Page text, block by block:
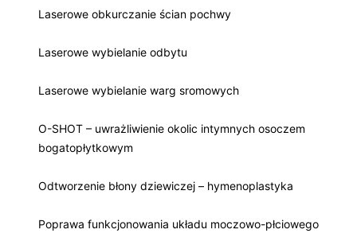
Laserowe obkurczanie ścian pochwy
Laserowe wybielanie odbytu
Laserowe wybielanie warg sromowych
O-SHOT – uwrażliwienie okolic intymnych osoczem
bogatopłytkowym
Odtworzenie błony dziewiczej – hymenoplastyka
Poprawa funkcjonowania układu moczowo-płciowego